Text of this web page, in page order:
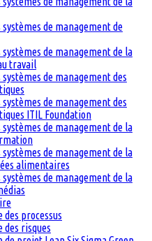
systèmes de management de
systèmes de management de la
travail
systèmes de management des
systèmes de management des
ITIL Foundation
systèmes de management de la
systèmes de management de la
alimentaires
systèmes de management de la
des processus
des risques